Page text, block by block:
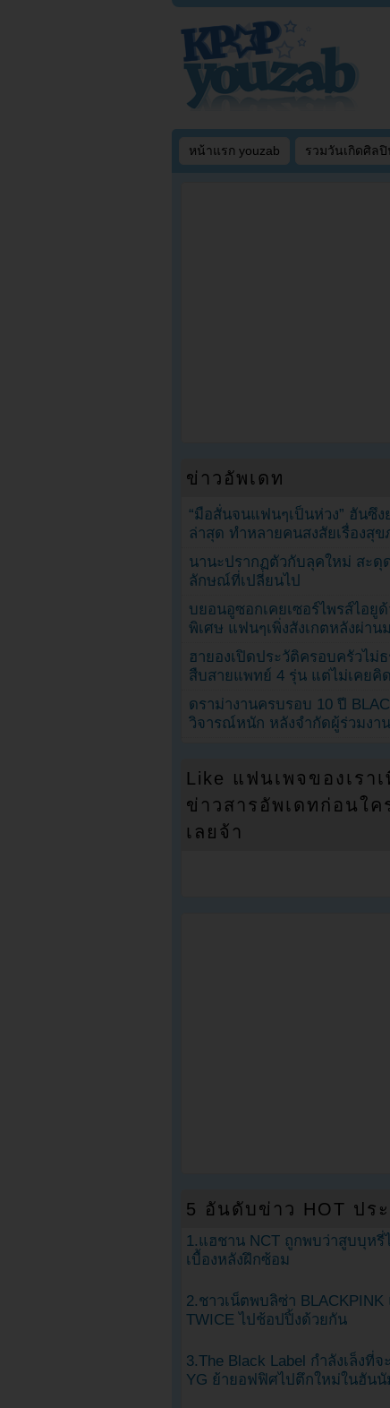
หน้าแรก youzab รวมวันเกิดศิลปิ
ข่าวอัพเดท
“มือสั่นจนแฟนๆเป็นห่วง” ฮันซึง
ล่าสุด ทำหลายคนสงสัยเรื่องสุข
นานะปรากฏตัวกับลุคใหม่ สะดุ
ลักษณ์ที่เปลี่ยนไป
บยอนอูซอกเคยเซอร์ไพรส์ไอยู
พิเศษ แฟนๆเพิ่งสังเกตหลังผ่าน
ฮายองเปิดประวัติครอบครัวไม่
สืบสายแพทย์ 4 รุ่น แต่ไม่เคยคิ
ดราม่างานครบรอบ 10 ปี
วิจารณ์หนัก หลังจำกัดผู้ร่วมงา
Like แฟนเพจของเรา
ข่าวสารอัพเดทก่อนใค
เลยจ้า
5 อันดับข่าว HOT ปร
1.แฮชาน NCT ถูกพบว่าสูบบุหรี่
เบื้องหลังฝึกซ้อม
2.ชาวเน็ตพบลิซ่า BLACKPINK
TWICE ไปช้อปปิ้งด้วยกัน
3.The Black Label กำลังเล็งที่
YG ย้ายอฟฟิศไปตึกใหม่ในฮันนั